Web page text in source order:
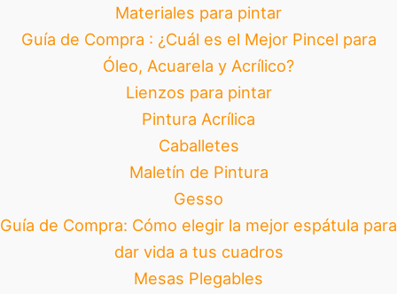
Materiales para pintar
Guía de Compra : ¿Cuál es el Mejor Pincel para
Óleo, Acuarela y Acrílico?
Lienzos para pintar
Pintura Acrílica
Caballetes
Maletín de Pintura
Gesso
Guía de Compra: Cómo elegir la mejor espátula para
dar vida a tus cuadros
Mesas Plegables